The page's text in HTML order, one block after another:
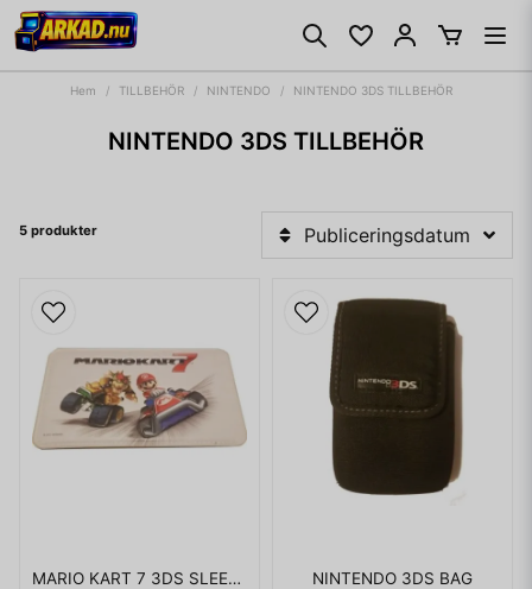
Hem TILLBEHÖR NINTENDO NINTENDO 3DS TILLBEHÖR
NINTENDO 3DS TILLBEHÖR
5 produkter Publiceringsdatum
MARIO KART 7 3DS SLEEVE NINTENDO 3DS BAG